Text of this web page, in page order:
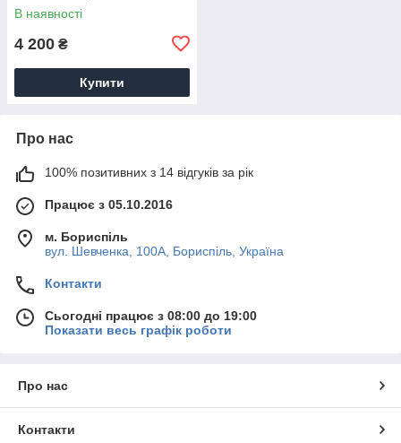
В наявності
4 200 ₴
Купити
Про нас
100% позитивних з 14 відгуків за рік
Працює з 05.10.2016
м. Бориспіль
вул. Шевченка, 100А, Бориспіль, Україна
Контакти
Сьогодні працює з 08:00 до 19:00
Показати весь графік роботи
Про нас
Контакти